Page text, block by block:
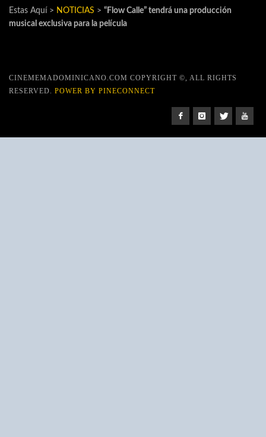
Estas Aquí > NOTICIAS > “Flow Calle” tendrá una producción
musical exclusiva para la película
CINEMEMADOMINICANO.COM COPYRIGHT ©, ALL RIGHTS
RESERVED. POWER BY PINECONNECT